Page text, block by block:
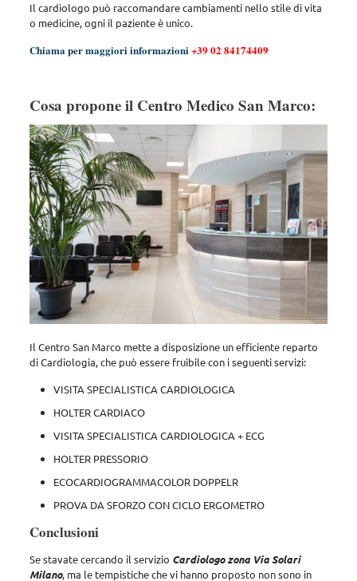
Il cardiologo può raccomandare cambiamenti nello stile di vita
o medicine, ogni il paziente è unico.
Chiama per maggiori informazioni+39 02 84174409
Cosa propone il Centro Medico San Marco:
Il Centro San Marco mette a disposizione un efficiente reparto
di Cardiologia, che può essere fruibile con i seguenti servizi:
VISITA SPECIALISTICA CARDIOLOGICA
HOLTER CARDIACO
VISITA SPECIALISTICA CARDIOLOGICA + ECG
HOLTER PRESSORIO
ECOCARDIOGRAMMACOLOR DOPPELR
PROVA DA SFORZO CON CICLO ERGOMETRO
Conclusioni
Se stavate cercando il servizio Cardiologo zona Via Solari
Milano, ma le tempistiche che vi hanno proposto non sono in